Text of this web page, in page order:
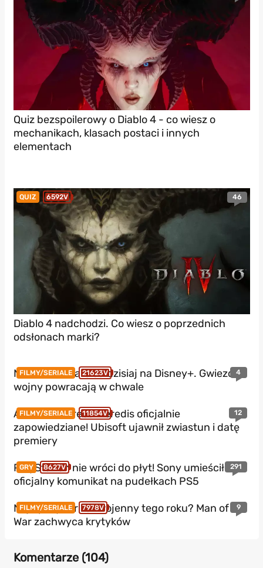
Quiz bezspoilerowy o Diablo 4 - co wiesz o
mechanikach, klasach postaci i innych
elementach
QUIZ 6592V 46
Diablo 4 nadchodzi. Co wiesz o poprzednich
odsłonach marki?
FILMY/SERIALE 21623V 4
Nowe Star Wars od dzisiaj na Disney+. Gwiezdne
wojny powracają w chwale
FILMY/SERIALE 11854V 12
Assassin’s Creed Heredis oficjalnie
zapowiedziane! Ubisoft ujawnił zwiastun i datę
premiery
GRY 8627V 291
PlayStation nie wróci do płyt! Sony umieściło
oficjalny komunikat na pudełkach PS5
FILMY/SERIALE 7978V 9
Najlepszy thriller wojenny tego roku? Man of
War zachwyca krytyków
Komentarze (104)